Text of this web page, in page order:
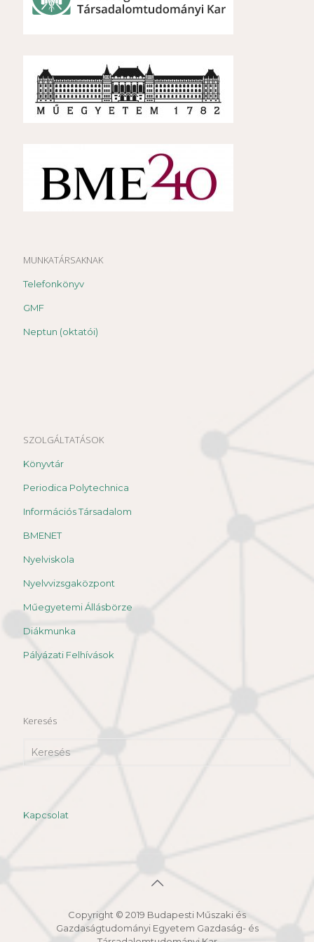
MUNKATÁRSAKNAK
Telefonkönyv
GMF
Neptun (oktatói)
SZOLGÁLTATÁSOK
Könyvtár
Periodica Polytechnica
Információs Társadalom
BMENET
Nyelviskola
Nyelvvizsgaközpont
Műegyetemi Állásbörze
Diákmunka
Pályázati Felhívások
Keresés
Kapcsolat
Copyright © 2019 Budapesti Műszaki és
Gazdaságtudományi Egyetem Gazdaság- és